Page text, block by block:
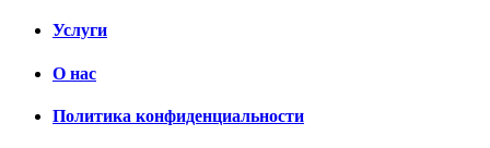
Услуги
О нас
Политика конфиденциальности